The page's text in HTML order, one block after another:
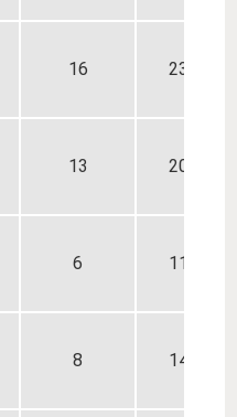
16 23
13 20
6 11
8 14